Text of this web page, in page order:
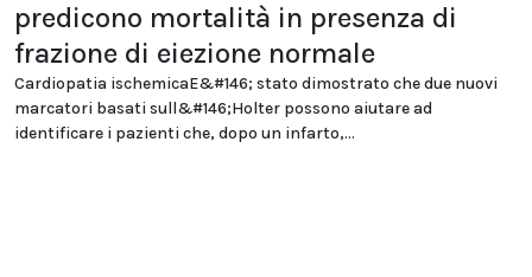
predicono mortalità in presenza di
frazione di eiezione normale
Cardiopatia ischemicaE&#146; stato dimostrato che due nuovi
marcatori basati sull&#146;Holter possono aiutare ad
identificare i pazienti che, dopo un infarto,...